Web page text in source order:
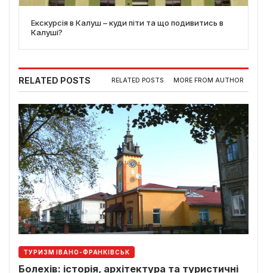
Екскурсія в Калуш – куди піти та що подивитись в
Калуші?
RELATED POSTS RELATED POSTS MORE FROM AUTHOR
ТУРИЗМ ІВАНО-ФРАНКІВСЬК
Болехів: історія, архітектура та туристичні